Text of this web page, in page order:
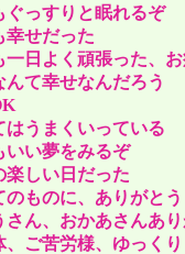
っすりと眠れるぞ
せだった
日よく頑張った、
て幸せなんだろう
うまくいっている
い夢をみるぞ
しい日だった
ものに、ありがとう
ん、おかあさんあ
ご苦労様、ゆっく